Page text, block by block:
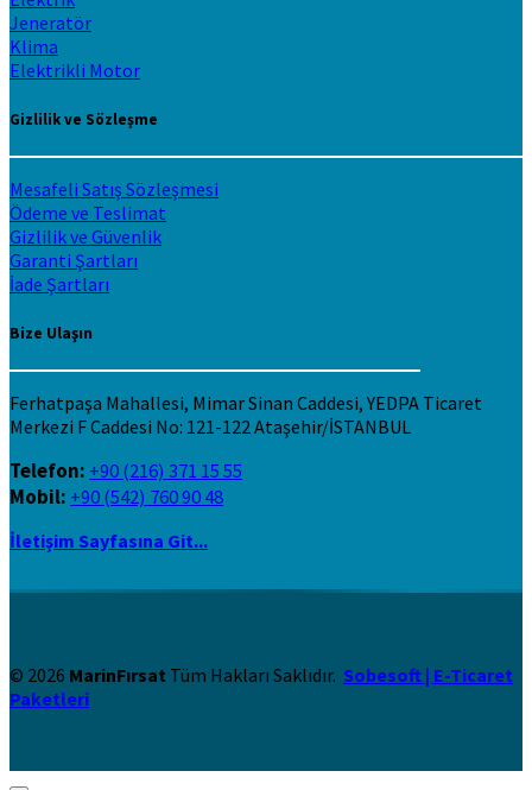
Jeneratör
Klima
Elektrikli Motor
Gizlilik ve Sözleşme
Mesafeli Satış Sözleşmesi
Ödeme ve Teslimat
Gizlilik ve Güvenlik
Garanti Şartları
İade Şartları
Bize Ulaşın
Ferhatpaşa Mahallesi, Mimar Sinan Caddesi, YEDPA Ticaret
Merkezi F Caddesi No: 121-122 Ataşehir/İSTANBUL
Telefon: +90 (216) 371 15 55
Mobil: +90 (542) 760 90 48
İletişim Sayfasına Git...
© 2026 MarinFırsat Tüm Hakları Saklıdır. Sobesoft | E-Ticaret
Paketleri